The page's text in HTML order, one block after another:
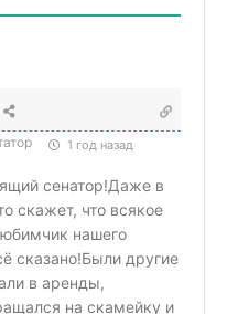
1 год назад
сенатор!Даже в
скажет, что всякое
нашего
сказано!Были другие
в аренды,
на скамейку и